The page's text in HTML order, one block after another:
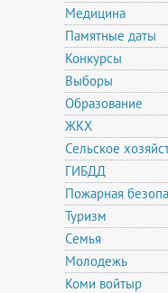
Медицина
Памятные даты
Конкурсы
Выборы
Образование
ЖКХ
Сельское
ГИБДД
Пожарная
Туризм
Семья
Молодежь
Коми войтыр